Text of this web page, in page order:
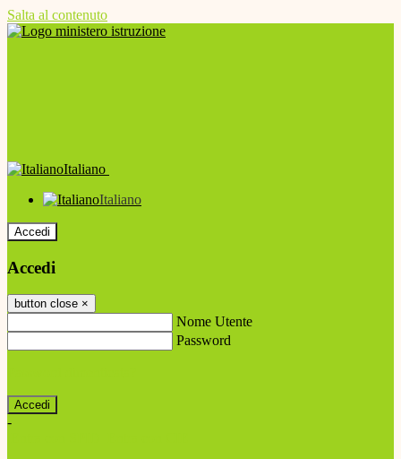
Salta al contenuto
Italiano
Italiano
Accedi
Accedi
button close ×
Nome Utente
Password
-